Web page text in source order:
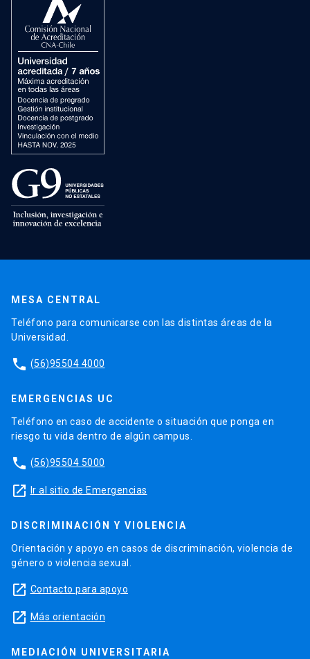
MESA CENTRAL
Teléfono para comunicarse con las distintas áreas de la
Universidad.
phone (56)95504 4000
EMERGENCIAS UC
Teléfono en caso de accidente o situación que ponga en
riesgo tu vida dentro de algún campus.
phone (56)95504 5000
launch Ir al sitio de Emergencias
DISCRIMINACIÓN Y VIOLENCIA
Orientación y apoyo en casos de discriminación, violencia de
género o violencia sexual.
launch Contacto para apoyo
launch Más orientación
MEDIACIÓN UNIVERSITARIA